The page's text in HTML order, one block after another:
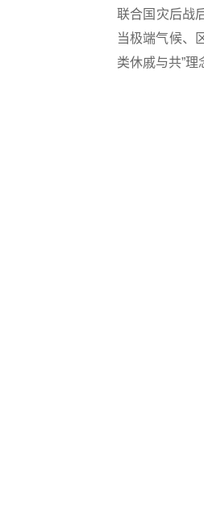
联合国灾后战
当极端气候、
类休戚与共”